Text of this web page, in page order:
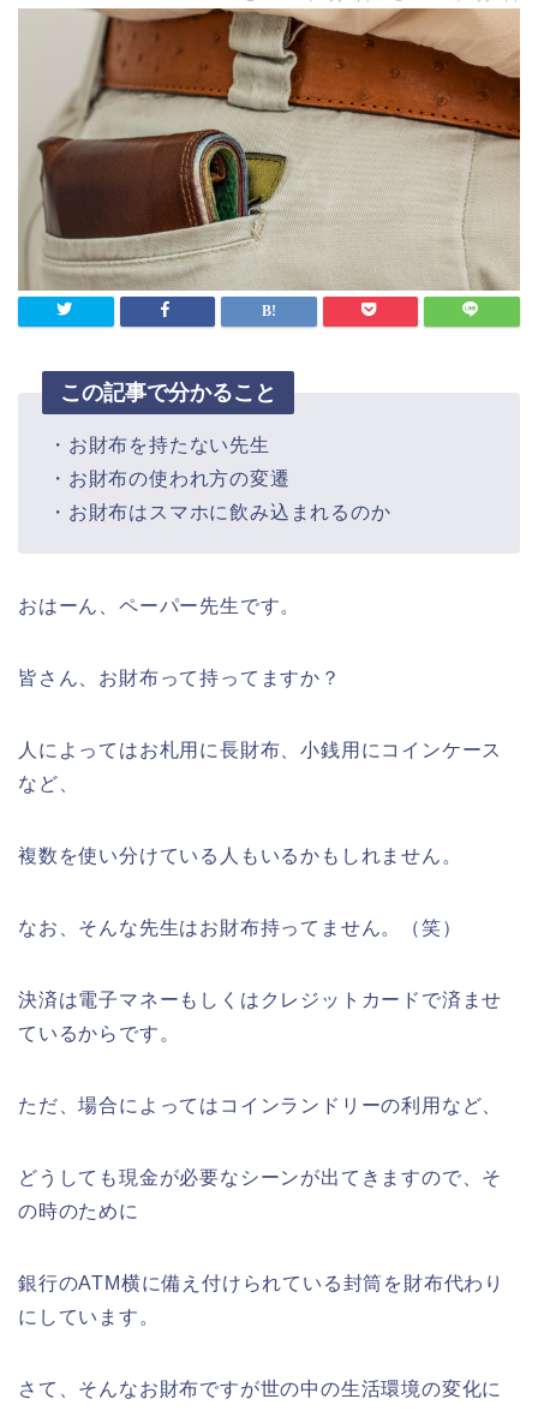
この記事で分かること
・お財布を持たない先生
・お財布の使われ方の変遷
・お財布はスマホに飲み込まれるのか
おはーん、ペーパー先生です。
皆さん、お財布って持ってますか？
人によってはお札用に長財布、小銭用にコインケース
など、
複数を使い分けている人もいるかもしれません。
なお、そんな先生はお財布持ってません。（笑）
決済は電子マネーもしくはクレジットカードで済ませ
ているからです。
ただ、場合によってはコインランドリーの利用など、
どうしても現金が必要なシーンが出てきますので、そ
の時のために
銀行のATM横に備え付けられている封筒を財布代わり
にしています。
さて、そんなお財布ですが世の中の生活環境の変化に